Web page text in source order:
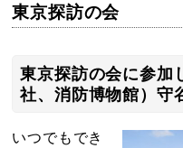
東京探訪の会
東京探訪の会に参加
社、消防博物館）守
いつでもでき